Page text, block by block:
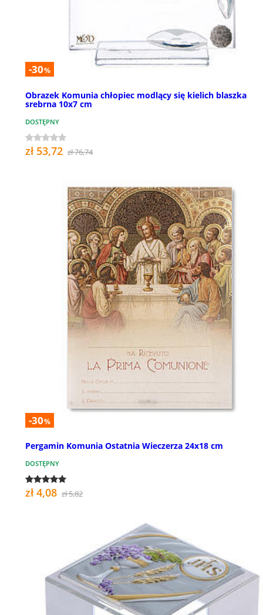
-30%
Obrazek Komunia chłopiec modlący się kielich blaszka
srebrna 10x7 cm
DOSTĘPNY
zł 53,72 zł 76,74
-30%
Pergamin Komunia Ostatnia Wieczerza 24x18 cm
DOSTĘPNY
zł 4,08 zł 5,82